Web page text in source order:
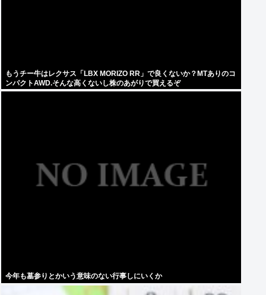
もうチー牛はレクサス「LBX MORIZO RR」で良くないか？MTありのコ
ンパクトAWD.そんな高くないし株のあがりで買えるぞ
今年も墓参りとかいう意味のない行事しにいくか